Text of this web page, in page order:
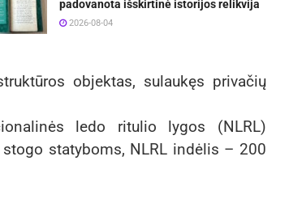
padovanota išskirtinė istorijos relikvija
2026-08-04
objektas, sulaukęs privačių
ledo ritulio lygos (NLRL)
statyboms, NLRL indėlis – 200